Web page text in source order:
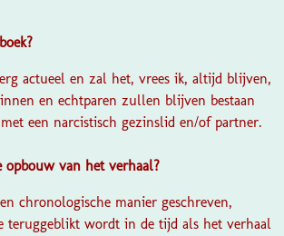
actueel en zal het, vrees ik, altijd blijven,
en echtparen zullen blijven bestaan
een narcistisch gezinslid en/of partner.
van het verhaal?
chronologische manier geschreven,
teruggeblikt wordt in de tijd als het verhaal